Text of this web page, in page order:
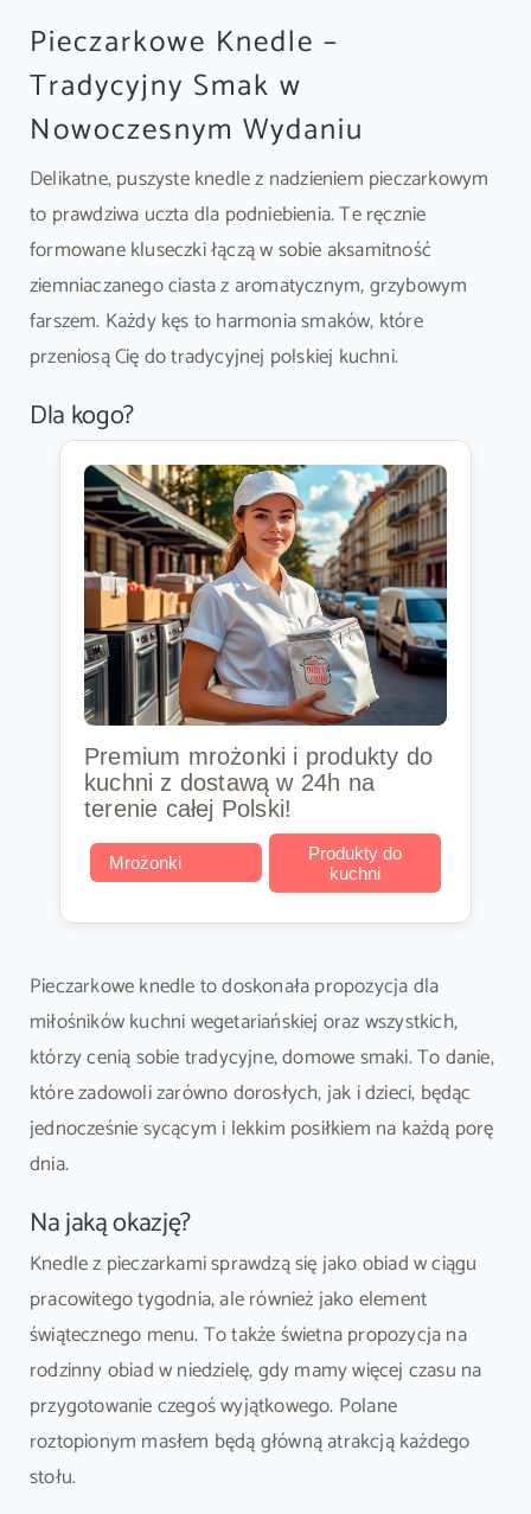
Pieczarkowe Knedle –
Tradycyjny Smak w
Nowoczesnym Wydaniu
Delikatne, puszyste knedle z nadzieniem pieczarkowym
to prawdziwa uczta dla podniebienia. Te ręcznie
formowane kluseczki łączą w sobie aksamitność
ziemniaczanego ciasta z aromatycznym, grzybowym
farszem. Każdy kęs to harmonia smaków, które
przeniosą Cię do tradycyjnej polskiej kuchni.
Dla kogo?
Premium mrożonki i produkty do
kuchni z dostawą w 24h na
terenie całej Polski!
Mrożonki
Produkty do
kuchni
Pieczarkowe knedle to doskonała propozycja dla
miłośników kuchni wegetariańskiej oraz wszystkich,
którzy cenią sobie tradycyjne, domowe smaki. To danie,
które zadowoli zarówno dorosłych, jak i dzieci, będąc
jednocześnie sycącym i lekkim posiłkiem na każdą porę
dnia.
Na jaką okazję?
Knedle z pieczarkami sprawdzą się jako obiad w ciągu
pracowitego tygodnia, ale również jako element
świątecznego menu. To także świetna propozycja na
rodzinny obiad w niedzielę, gdy mamy więcej czasu na
przygotowanie czegoś wyjątkowego. Polane
roztopionym masłem będą główną atrakcją każdego
stołu.